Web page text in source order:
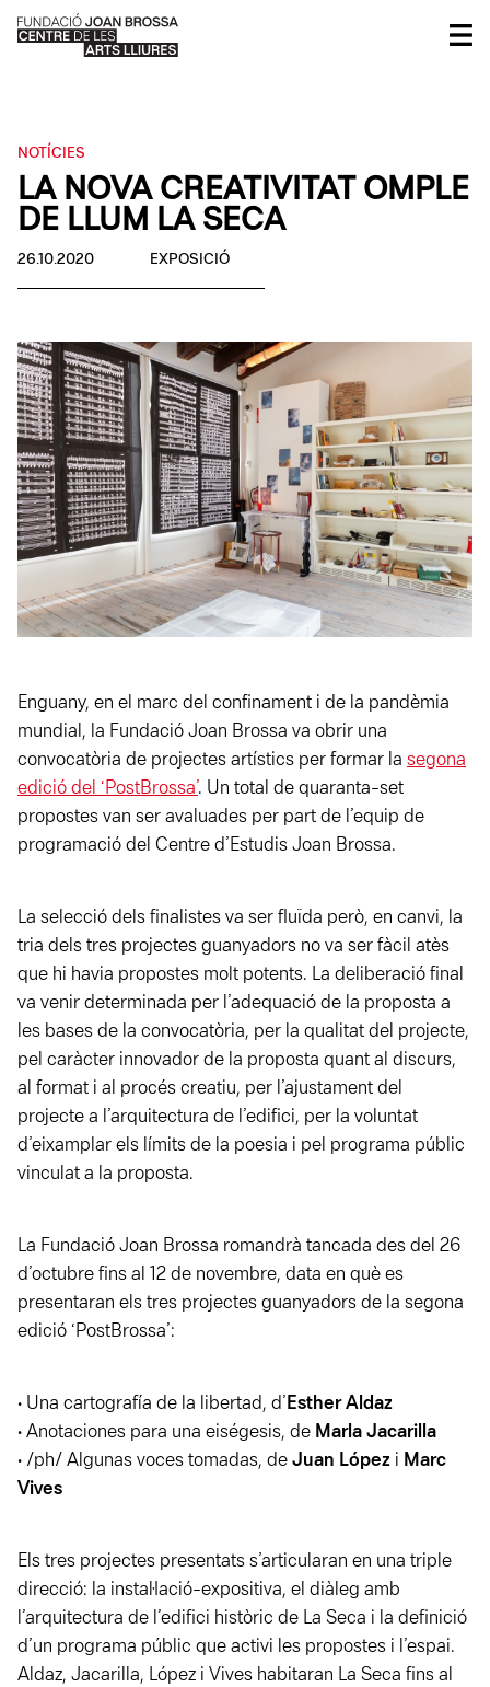
NOTÍCIES
LA NOVA CREATIVITAT OMPLE
DE LLUM LA SECA
26.10.2020 EXPOSICIÓ
Enguany, en el marc del confinament i de la pandèmia
mundial, la Fundació Joan Brossa va obrir una
convocatòria de projectes artístics per formar la segona
edició del ‘PostBrossa’ . Un total de quaranta-set
propostes van ser avaluades per part de l’equip de
programació del Centre d’Estudis Joan Brossa.
La selecció dels finalistes va ser fluïda però, en canvi, la
tria dels tres projectes guanyadors no va ser fàcil atès
que hi havia propostes molt potents. La deliberació final
va venir determinada per l’adequació de la proposta a
les bases de la convocatòria, per la qualitat del projecte,
pel caràcter innovador de la proposta quant al discurs,
al format i al procés creatiu, per l’ajustament del
projecte a l’arquitectura de l’edifici, per la voluntat
d’eixamplar els límits de la poesia i pel programa públic
vinculat a la proposta.
La Fundació Joan Brossa romandrà tancada des del 26
d’octubre fins al 12 de novembre, data en què es
presentaran els tres projectes guanyadors de la segona
edició ‘PostBrossa’:
· Una cartografía de la libertad, d’ Esther Aldaz
· Anotaciones para una eiségesis, de Marla Jacarilla
· /ph/ Algunas voces tomadas, de Juan López i Marc
Vives
Els tres projectes presentats s’articularan en una triple
direcció: la instal·lació-expositiva, el diàleg amb
l’arquitectura de l’edifici històric de La Seca i la definició
d’un programa públic que activi les propostes i l’espai.
Aldaz, Jacarilla, López i Vives habitaran La Seca fins al